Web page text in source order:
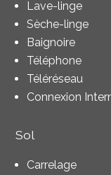
Lave-linge
Sèche-linge
Baignoire
Téléphone
Téléréseau
Connexion
Sol
Carrelage